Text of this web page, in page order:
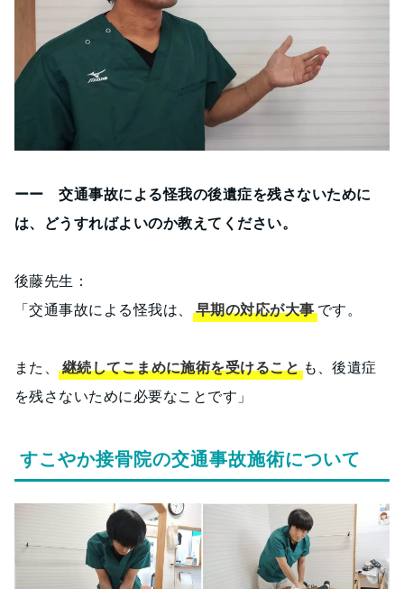
ーー 交通事故による怪我の後遺症を残さないために
は、どうすればよいのか教えてください。
後藤先生：
「交通事故による怪我は、
早期の対応が大事です。
また、継続してこまめに施術を受けることも、後遺症
を残さないために必要なことです」
すこやか接骨院の交通事故施術について